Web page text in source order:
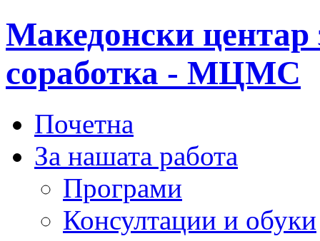
Македонски центар
соработка - МЦМС
Почетна
За нашата работа
Програми
Консултации и обуки